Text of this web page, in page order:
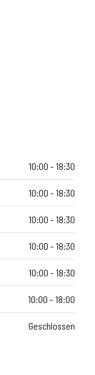
10:00 - 18:30
10:00 - 18:30
10:00 - 18:30
10:00 - 18:30
10:00 - 18:30
10:00 - 18:00
Geschlossen